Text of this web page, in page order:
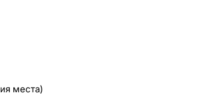
места)